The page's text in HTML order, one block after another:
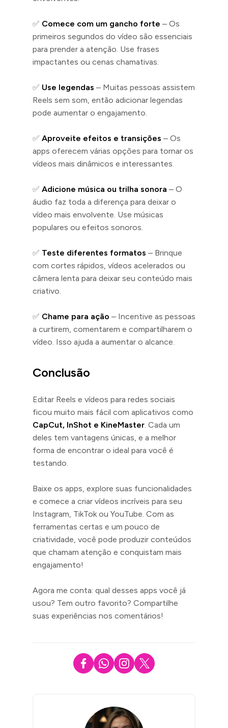
✅ Comece com um gancho forte – Os
primeiros segundos do vídeo são essenciais
para prender a atenção. Use frases
impactantes ou cenas chamativas.
✅ Use legendas – Muitas pessoas assistem
Reels sem som, então adicionar legendas
pode aumentar o engajamento.
✅ Aproveite efeitos e transições – Os
apps oferecem várias opções para tornar os
vídeos mais dinâmicos e interessantes.
✅ Adicione música ou trilha sonora – O
áudio faz toda a diferença para deixar o
vídeo mais envolvente. Use músicas
populares ou efeitos sonoros.
✅ Teste diferentes formatos – Brinque
com cortes rápidos, vídeos acelerados ou
câmera lenta para deixar seu conteúdo mais
criativo.
✅ Chame para ação – Incentive as pessoas
a curtirem, comentarem e compartilharem o
vídeo. Isso ajuda a aumentar o alcance.
Conclusão
Editar Reels e vídeos para redes sociais
ficou muito mais fácil com aplicativos como
CapCut, InShot e KineMaster. Cada um
deles tem vantagens únicas, e a melhor
forma de encontrar o ideal para você é
testando.
Baixe os apps, explore suas funcionalidades
e comece a criar vídeos incríveis para seu
Instagram, TikTok ou YouTube. Com as
ferramentas certas e um pouco de
criatividade, você pode produzir conteúdos
que chamam atenção e conquistam mais
engajamento!
Agora me conta: qual desses apps você já
usou? Tem outro favorito? Compartilhe
suas experiências nos comentários!